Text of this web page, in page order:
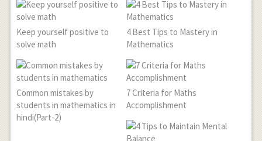
Keep yourself positive to
solve math
4 Best Tips to Mastery in
Mathematics
Common mistakes by
students in mathematics in
hindi(Part-2)
7 Criteria for Maths
Accomplishment